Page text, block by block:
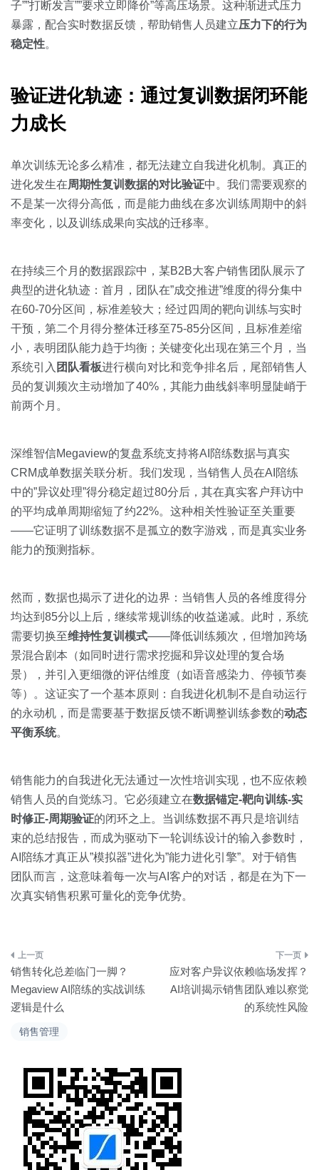
销售管理
子””打断发言””要求立即降价”等高压场景。这种渐进式压力
暴露，配合实时数据反馈，帮助销售人员建立压力下的行为
稳定性。
验证进化轨迹：通过复训数据闭环能
力成长
单次训练无论多么精准，都无法建立自我进化机制。真正的
进化发生在周期性复训数据的对比验证中。我们需要观察的
不是某一次得分高低，而是能力曲线在多次训练周期中的斜
率变化，以及训练成果向实战的迁移率。
在持续三个月的数据跟踪中，某B2B大客户销售团队展示了
典型的进化轨迹：首月，团队在”成交推进”维度的得分集中
在60-70分区间，标准差较大；经过四周的靶向训练与实时
干预，第二个月得分整体迁移至75-85分区间，且标准差缩
小，表明团队能力趋于均衡；关键变化出现在第三个月，当
系统引入 团队看板进行横向对比和竞争排名后，尾部销售人
员的复训频次主动增加了40%，其能力曲线斜率明显陡峭于
前两个月。
深维智信Megaview的复盘系统支持将AI陪练数据与真实
CRM成单数据关联分析。我们发现，当销售人员在AI陪练
中的”异议处理”得分稳定超过80分后，其在真实客户拜访中
的平均成单周期缩短了约22%。这种相关性验证至关重要
——它证明了训练数据不是孤立的数字游戏，而是真实业务
能力的预测指标。
然而，数据也揭示了进化的边界：当销售人员的各维度得分
均达到85分以上后，继续常规训练的收益递减。此时，系统
需要切换至维持性复训模式——降低训练频次，但增加跨场
景混合剧本（如同时进行需求挖掘和异议处理的复合场
景），并引入更细微的评估维度（如语音感染力、停顿节奏
等）。这证实了一个基本原则：自我进化机制不是自动运行
的永动机，而是需要基于数据反馈不断调整训练参数的动态
平衡系统。
销售能力的自我进化无法通过一次性培训实现，也不应依赖
销售人员的自觉练习。它必须建立在数据锚定-靶向训练-实
时修正-周期验证的闭环之上。当训练数据不再只是培训结
束的总结报告，而成为驱动下一轮训练设计的输入参数时，
AI陪练才真正从”模拟器”进化为”能力进化引擎”。对于销售
团队而言，这意味着每一次与AI客户的对话，都是在为下一
次真实销售积累可量化的竞争优势。
文
章
导
销售转化总差临门一脚？
Megaview AI陪练的实战训练
逻辑是什么
应对客户异议依赖临场发挥？
AI培训揭示销售团队难以察觉
的系统性风险